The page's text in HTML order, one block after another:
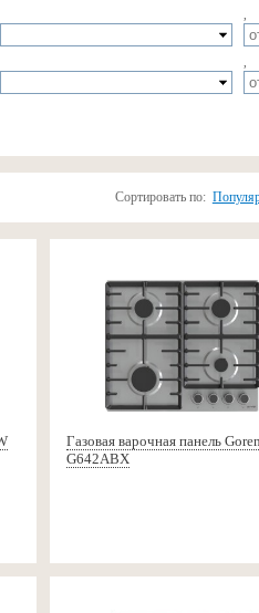
Сортировать по:
Газовая варочная панель
G642ABX